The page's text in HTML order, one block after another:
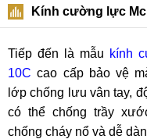
Kính cường lực
Tiếp đến là mẫu kính
10C cao cấp bảo vệ
lớp chống lưu vân tay,
có thể chống trầy
chống cháy nổ và dễ